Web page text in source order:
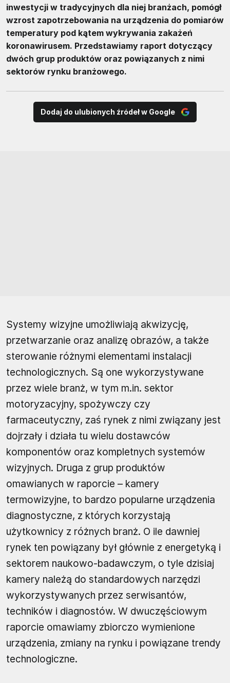
inwestycji w tradycyjnych dla niej branżach, pomógł
wzrost zapotrzebowania na urządzenia do pomiarów
temperatury pod kątem wykrywania zakażeń
koronawirusem. Przedstawiamy raport dotyczący
dwóch grup produktów oraz powiązanych z nimi
sektorów rynku branżowego.
Dodaj do ulubionych źródeł w Google
Systemy wizyjne umożliwiają akwizycję,
przetwarzanie oraz analizę obrazów, a także
sterowanie różnymi elementami instalacji
technologicznych. Są one wykorzystywane
przez wiele branż, w tym m.in. sektor
motoryzacyjny, spożywczy czy
farmaceutyczny, zaś rynek z nimi związany jest
dojrzały i działa tu wielu dostawców
komponentów oraz kompletnych systemów
wizyjnych. Druga z grup produktów
omawianych w raporcie – kamery
termowizyjne, to bardzo popularne urządzenia
diagnostyczne, z których korzystają
użytkownicy z różnych branż. O ile dawniej
rynek ten powiązany był głównie z energetyką i
sektorem naukowo-badawczym, o tyle dzisiaj
kamery należą do standardowych narzędzi
wykorzystywanych przez serwisantów,
techników i diagnostów. W dwuczęściowym
raporcie omawiamy zbiorczo wymienione
urządzenia, zmiany na rynku i powiązane trendy
technologiczne.